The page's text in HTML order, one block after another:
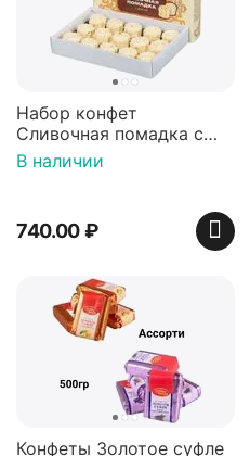
Набор конфет
Сливочная помадка с
цукатом, 250г 2шт
В наличии
740.00₽
Конфеты Золотое суфле